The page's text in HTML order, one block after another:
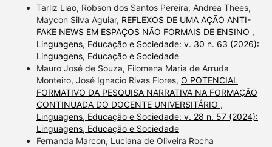
Tarliz Liao, Robson dos Santos Pereira, Andrea Thees,
Maycon Silva Aguiar, REFLEXOS DE UMA AÇÃO ANTI-
FAKE NEWS EM ESPAÇOS NÃO FORMAIS DE ENSINO ,
Linguagens, Educação e Sociedade: v. 30 n. 63 (2026):
Linguagens, Educação e Sociedade
Mauro José de Souza, Filomena Maria de Arruda
Monteiro, José Ignacio Rivas Flores, O POTENCIAL
FORMATIVO DA PESQUISA NARRATIVA NA FORMAÇÃO
CONTINUADA DO DOCENTE UNIVERSITÁRIO ,
Linguagens, Educação e Sociedade: v. 28 n. 57 (2024):
Linguagens, Educação e Sociedade
Fernanda Marcon, Luciana de Oliveira Rocha